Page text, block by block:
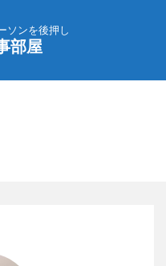
ソンを後押し
部屋